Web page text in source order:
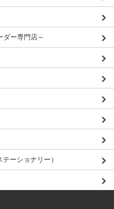
ダー専門店～
ーショナリー）